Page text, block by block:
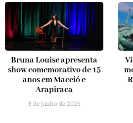
Bruna Louise apresenta
show comemorativo de 15
anos em Maceió e
Arapiraca
8 de junho de 2026